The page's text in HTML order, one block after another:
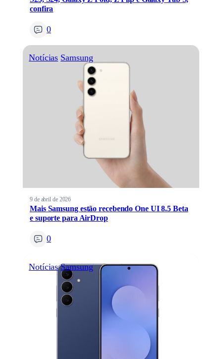
confira
0
Notícias Samsung
9 de abril de 2026
Mais Samsung estão recebendo One UI 8.5 Beta
e suporte para AirDrop
0
Notícias Samsung